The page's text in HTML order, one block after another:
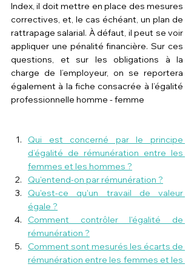
Index, il doit mettre en place des mesures
correctives, et, le cas échéant, un plan de
rattrapage salarial. À défaut, il peut se voir
appliquer une pénalité financière. Sur ces
questions, et sur les obligations à la
charge de l’employeur, on se reportera
également à la fiche consacrée à l’égalité
professionnelle homme - femme
Qui est concerné par le principe
d’égalité de rémunération entre les
femmes et les hommes ?
Qu'entend-on par rémunération ?
Qu'est-ce qu'un travail de valeur
égale ?
Comment contrôler l'égalité de
rémunération ?
Comment sont mesurés les écarts de
rémunération entre les femmes et les